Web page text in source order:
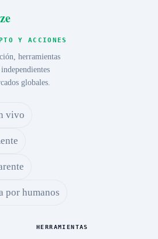
Y ACCIONES
herramientas
globales.
vivo
por humanos
HERRAMIENTAS